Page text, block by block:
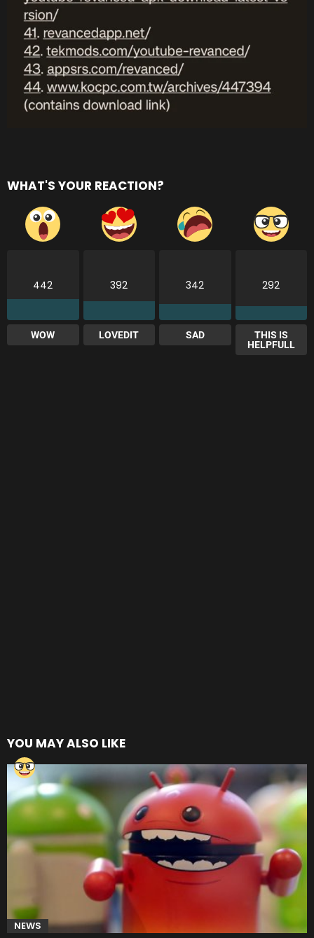
WHAT'S YOUR REACTION?
442
WOW
392
LOVEDIT
342
SAD
292
THIS IS
HELPFULL
YOU MAY ALSO LIKE
NEWS